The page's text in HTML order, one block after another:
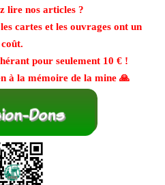
lire nos articles ?
cartes et les ouvrages ont un
coût.
pour seulement 10 €!
à la mémoire de la mine 🙏